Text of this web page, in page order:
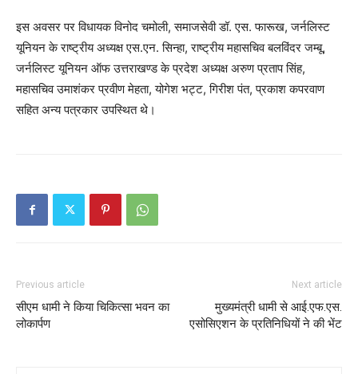
इस अवसर पर विधायक विनोद चमोली, समाजसेवी डॉ. एस. फारूख, जर्नलिस्ट
यूनियन के राष्ट्रीय अध्यक्ष एस.एन. सिन्हा, राष्ट्रीय महासचिव बलविंदर जम्बू,
जर्नलिस्ट यूनियन ऑफ उत्तराखण्ड के प्रदेश अध्यक्ष अरुण प्रताप सिंह,
महासचिव उमाशंकर प्रवीण मेहता, योगेश भट्ट, गिरीश पंत, प्रकाश कपरवाण
सहित अन्य पत्रकार उपस्थित थे।
Previous article
सीएम धामी ने किया चिकित्सा भवन का
लोकार्पण
Next article
मुख्यमंत्री धामी से आई.एफ.एस.
एसोसिएशन के प्रतिनिधियों ने की भेंट